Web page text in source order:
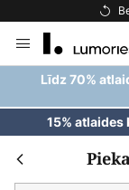
to
Content
Līdz 70%
15% atlaides